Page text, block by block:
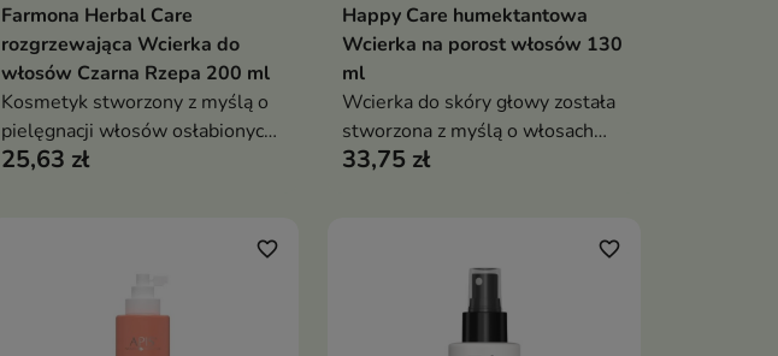
Dodaj do koszyka
Farmona Herbal Care
rozgrzewająca Wcierka do
włosów Czarna Rzepa 200 ml
Kosmetyk stworzony z myślą o
pielęgnacji włosów osłabionych,
cienkich i skłonnych do
25,63 zł
 Dodaj do koszyka
Happy Care humektantowa
Wcierka na porost włosów 130
ml
Wcierka do skóry głowy została
stworzona z myślą o włosach
osłabionych, wypadających,
zmniejsza ich objętości i
sprawdzi się w codziennym
33,75 zł
favorite_border favorite_border